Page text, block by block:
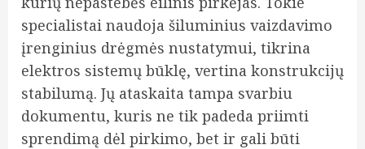
specialistai naudoja šiluminius vaizdavimo
įrenginius drėgmės nustatymui, tikrina
elektros sistemų būklę, vertina konstrukcijų
stabilumą. Jų ataskaita tampa svarbiu
dokumentu, kuris ne tik padeda priimti
sprendimą dėl pirkimo, bet ir gali būti